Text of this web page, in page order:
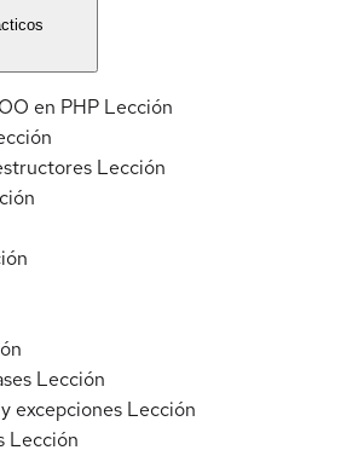
en PHP Lección
Lección
Lección
excepciones Lección
Lección